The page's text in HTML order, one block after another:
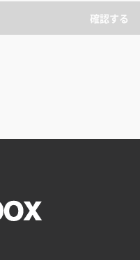
確認する